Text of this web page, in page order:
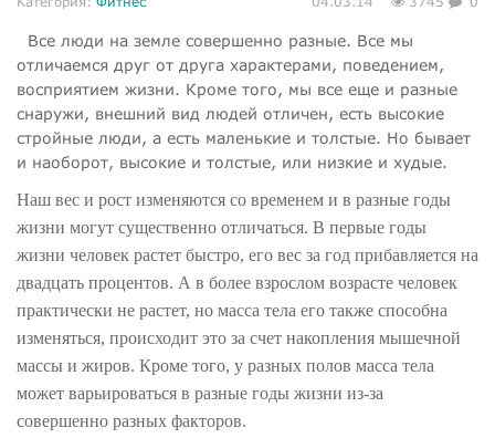
Все люди на земле совершенно разные. Все мы
отличаемся друг от друга характерами, поведением,
восприятием жизни. Кроме того, мы все еще и разные
снаружи, внешний вид людей отличен, есть высокие
стройные люди, а есть маленькие и толстые. Но бывает
и наоборот, высокие и толстые, или низкие и худые.
Наш вес и рост изменяются со временем и в разные годы
жизни могут существенно отличаться. В первые годы
жизни человек растет быстро, его вес за год прибавляется на
двадцать процентов. А в более взрослом возрасте человек
практически не растет, но масса тела его также способна
изменяться, происходит это за счет накопления мышечной
массы и жиров. Кроме того, у разных полов масса тела
может варьироваться в разные годы жизни из-за
совершенно разных факторов.